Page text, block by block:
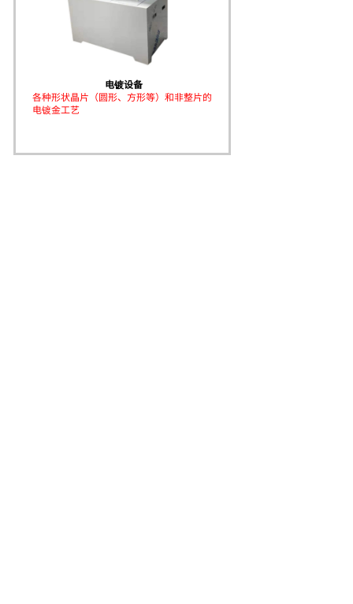
电镀设备
各种形状晶片（圆形、方形等）和非整片的
电镀金工艺